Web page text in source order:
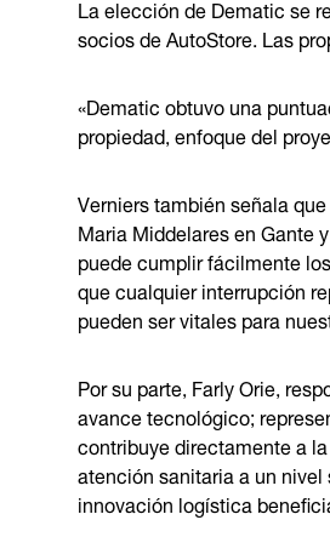
La elección de Dematic se
socios de AutoStore. Las
«Dematic obtuvo una
propiedad, enfoque del
Verniers también señala
Maria Middelares en Gante
puede cumplir fácilmente
que cualquier interrupción
pueden ser vitales para
Por su parte, Farly Orie,
avance tecnológico;
contribuye directamente a
atención sanitaria a un
innovación logística